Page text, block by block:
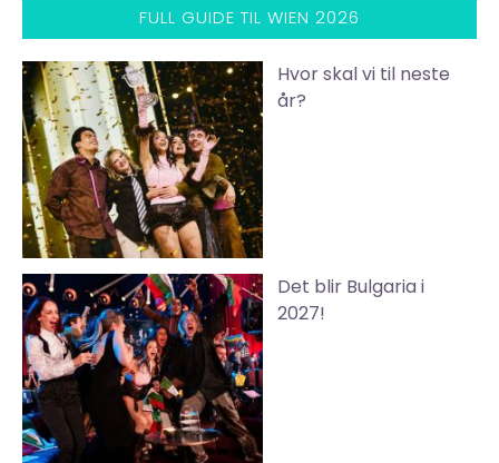
FULL GUIDE TIL WIEN 2026
Hvor skal vi til neste
år?
Det blir Bulgaria i
2027!